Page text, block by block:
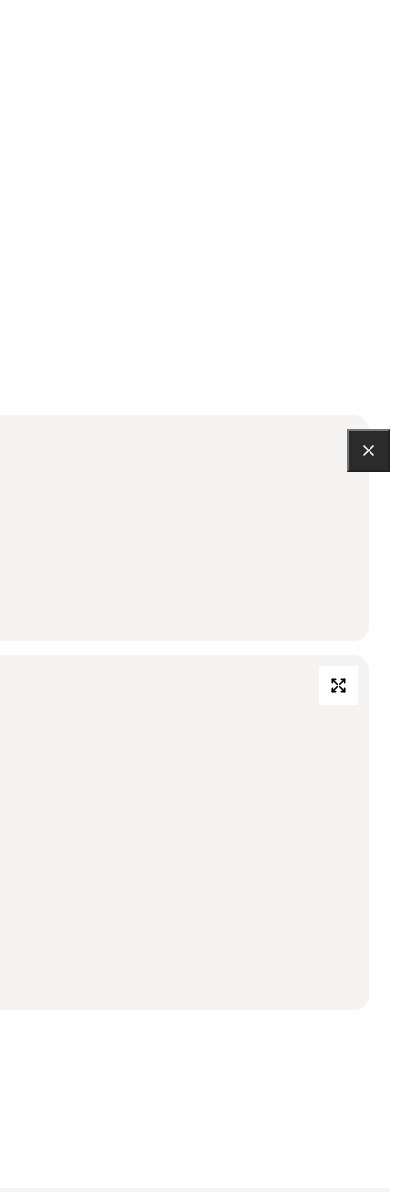
on the season and weather conditions.
about fishing in the Limfjord.